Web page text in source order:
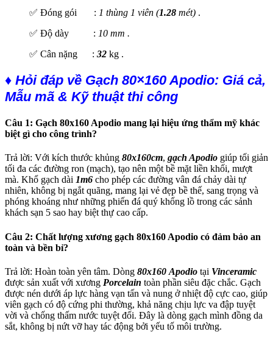
✅ Đóng gói : 1 thùng 1 viên (1.28 mét) .
✅ Độ dày : 10 mm .
✅ Cân nặng : 32 kg .
♦ Hỏi đáp về Gạch 80×160 Apodio: Giá cả,
Mẫu mã & Kỹ thuật thi công
Câu 1: Gạch 80x160 Apodio mang lại hiệu ứng thẩm mỹ khác
biệt gì cho công trình?
Trả lời: Với kích thước khủng 80x160cm, gạch Apodio giúp tối giản
tối đa các đường ron (mạch), tạo nên một bề mặt liền khối, mượt
mà. Khổ gạch dài 1m6 cho phép các đường vân đá chảy dài tự
nhiên, không bị ngắt quãng, mang lại vẻ đẹp bề thế, sang trọng và
phóng khoáng như những phiến đá quý khổng lồ trong các sảnh
khách sạn 5 sao hay biệt thự cao cấp.
Câu 2: Chất lượng xương gạch 80x160 Apodio có đảm bảo an
toàn và bền bỉ?
Trả lời: Hoàn toàn yên tâm. Dòng 80x160 Apodio tại Vinceramic
được sản xuất với xương Porcelain toàn phần siêu đặc chắc. Gạch
được nén dưới áp lực hàng vạn tấn và nung ở nhiệt độ cực cao, giúp
viên gạch có độ cứng phi thường, khả năng chịu lực va đập tuyệt
vời và chống thấm nước tuyệt đối. Đây là dòng gạch mình đồng da
sắt, không bị nứt vỡ hay tác động bởi yếu tố môi trường.